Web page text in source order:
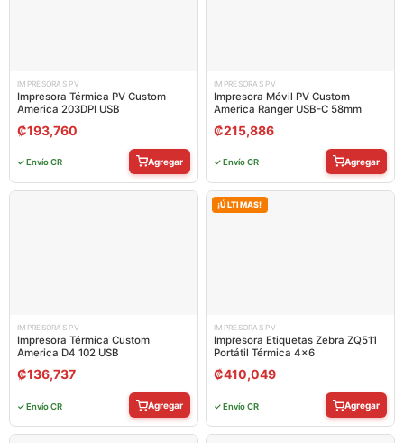
IMPRESORAS PV
Impresora Térmica PV Custom
America 203DPI USB
₡193,760
✓ Envío CR Agregar
IMPRESORAS PV
Impresora Móvil PV Custom
America Ranger USB-C 58mm
₡215,886
✓ Envío CR Agregar
IMPRESORAS PV
Impresora Térmica Custom
America D4 102 USB
₡136,737
✓ Envío CR Agregar
¡ÚLTIMAS!
IMPRESORAS PV
Impresora Etiquetas Zebra ZQ511
Portátil Térmica 4×6
₡410,049
✓ Envío CR Agregar